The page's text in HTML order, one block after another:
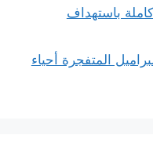
باستهداف
المتفجرة أحياء